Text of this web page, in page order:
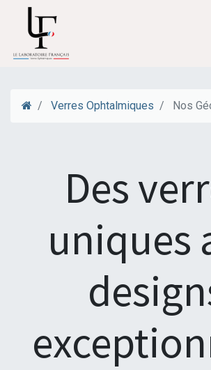
Verres Ophtalmiques Nos
Des
uniques